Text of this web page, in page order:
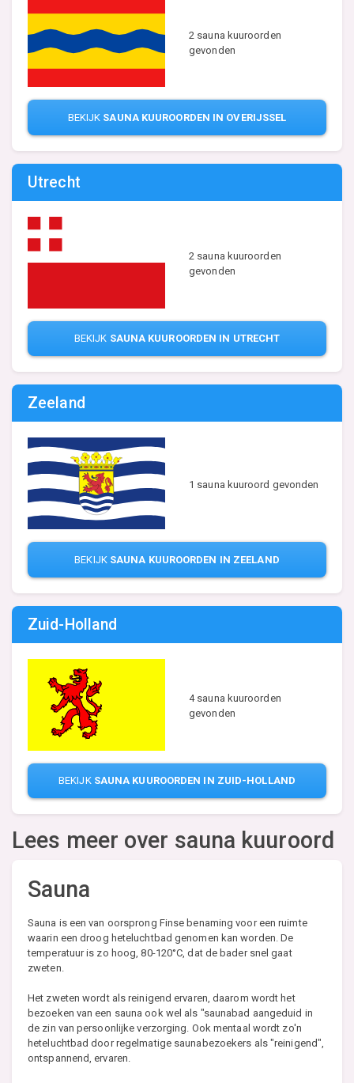
2 sauna kuuroorden
gevonden
BEKIJK SAUNA KUUROORDEN IN OVERIJSSEL
Utrecht
2 sauna kuuroorden
gevonden
BEKIJK SAUNA KUUROORDEN IN UTRECHT
Zeeland
1 sauna kuuroord gevonden
BEKIJK SAUNA KUUROORDEN IN ZEELAND
Zuid-Holland
4 sauna kuuroorden
gevonden
BEKIJK SAUNA KUUROORDEN IN ZUID-HOLLAND
Lees meer over sauna kuuroord
Sauna
Sauna is een van oorsprong Finse benaming voor een ruimte
waarin een droog heteluchtbad genomen kan worden. De
temperatuur is zo hoog, 80-120°C, dat de bader snel gaat
zweten.
Het zweten wordt als reinigend ervaren, daarom wordt het
bezoeken van een sauna ook wel als "saunabad aangeduid in
de zin van persoonlijke verzorging. Ook mentaal wordt zo'n
heteluchtbad door regelmatige saunabezoekers als "reinigend",
ontspannend, ervaren.